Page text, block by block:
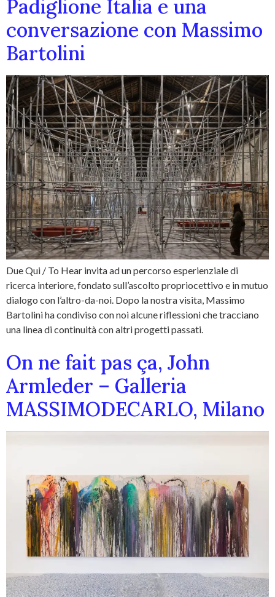
Padiglione Italia e una
conversazione con Massimo
Bartolini
Due Qui / To Hear invita ad un percorso esperienziale di
ricerca interiore, fondato sull’ascolto propriocettivo e in mutuo
dialogo con l’altro-da-noi. Dopo la nostra visita, Massimo
Bartolini ha condiviso con noi alcune riflessioni che tracciano
una linea di continuità con altri progetti passati.
On ne fait pas ça, John
Armleder – Galleria
MASSIMODECARLO, Milano